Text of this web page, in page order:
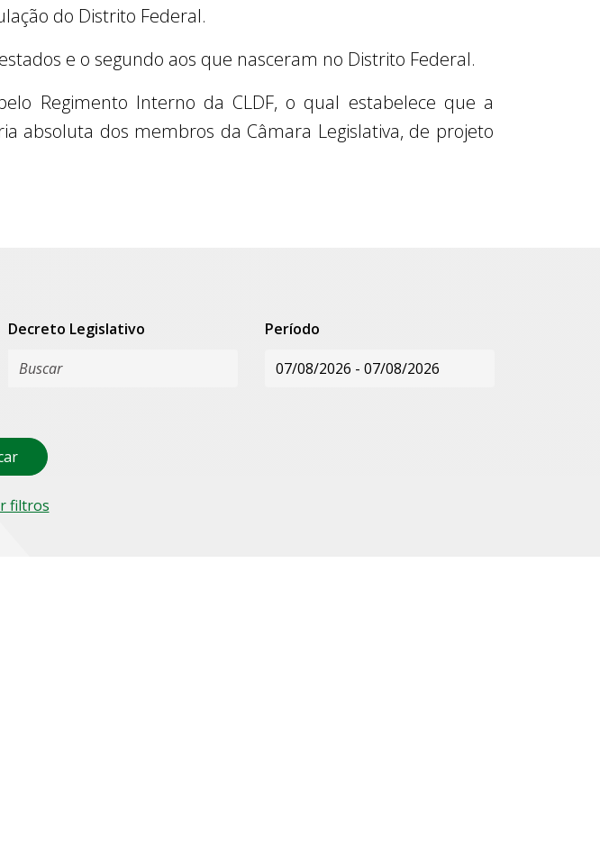
do Distrito Federal.
e o segundo aos que nasceram no Distrito Federal.
Regimento Interno da CLDF, o qual estabelece que a
absoluta dos membros da Câmara Legislativa, de projeto
Decreto Legislativo Período
filtros